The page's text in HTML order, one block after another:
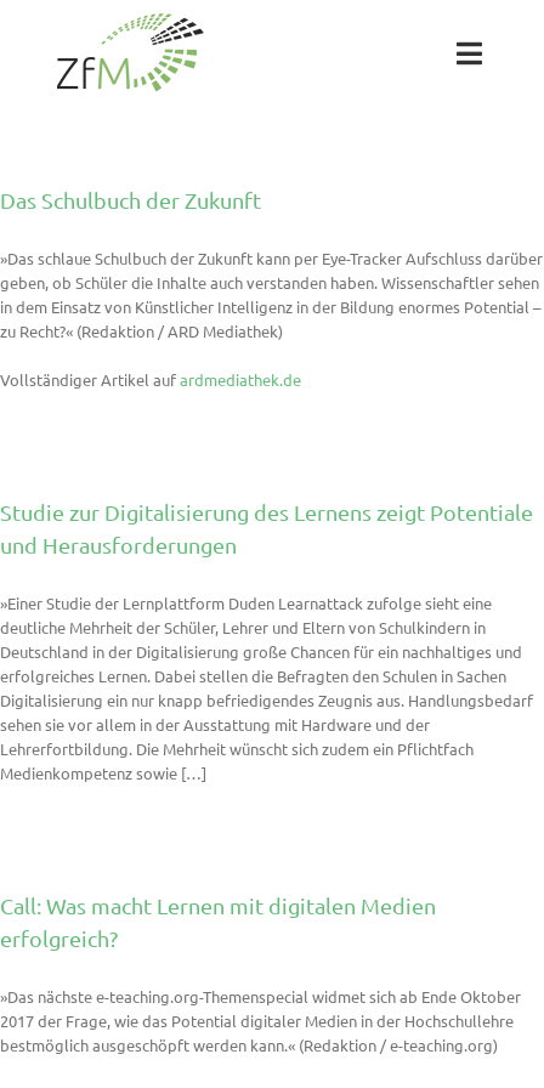
springen
Toggle
Projekte
Das Schulbuch der Zukunft
»Das schlaue Schulbuch der Zukunft kann per Eye-Tracker Aufschluss darüber
geben, ob Schüler die Inhalte auch verstanden haben. Wissenschaftler sehen
in dem Einsatz von Künstlicher Intelligenz in der Bildung enormes Potential –
zu Recht?« (Redaktion / ARD Mediathek)
Vollständiger Artikel aufardmediathek.de
Studie zur Digitalisierung des Lernens zeigt Potentiale
und Herausforderungen
»Einer Studie der Lernplattform Duden Learnattack zufolge sieht eine
deutliche Mehrheit der Schüler, Lehrer und Eltern von Schulkindern in
Deutschland in der Digitalisierung große Chancen für ein nachhaltiges und
erfolgreiches Lernen. Dabei stellen die Befragten den Schulen in Sachen
Digitalisierung ein nur knapp befriedigendes Zeugnis aus. Handlungsbedarf
sehen sie vor allem in der Ausstattung mit Hardware und der
Lehrerfortbildung. Die Mehrheit wünscht sich zudem ein Pflichtfach
Medienkompetenz sowie […]
Call: Was macht Lernen mit digitalen Medien
erfolgreich?
»Das nächste e-teaching.org-Themenspecial widmet sich ab Ende Oktober
2017 der Frage, wie das Potential digitaler Medien in der Hochschullehre
bestmöglich ausgeschöpft werden kann.« (Redaktion / e-teaching.org)